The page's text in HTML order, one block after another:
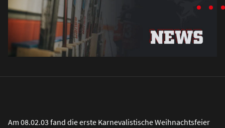
Am 08.02.03 fand die erste Karnevalistische Weihnachtsfeier